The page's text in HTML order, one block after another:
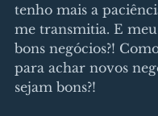
tenho mais a
me transmitia. E
bons negócios?!
para achar novos
sejam bons?!